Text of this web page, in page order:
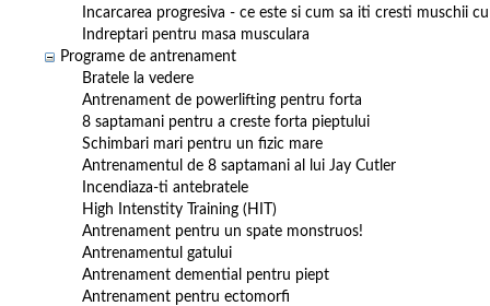
Incarcarea progresiva - ce este si cum sa iti cresti muschii
Indreptari pentru masa musculara
Programe de antrenament
Bratele la vedere
Antrenament de powerlifting pentru forta
8 saptamani pentru a creste forta pieptului
Schimbari mari pentru un fizic mare
Antrenamentul de 8 saptamani al lui Jay Cutler
Incendiaza-ti antebratele
High Intenstity Training (HIT)
Antrenament pentru un spate monstruos!
Antrenamentul gatului
Antrenament demential pentru piept
Antrenament pentru ectomorfi